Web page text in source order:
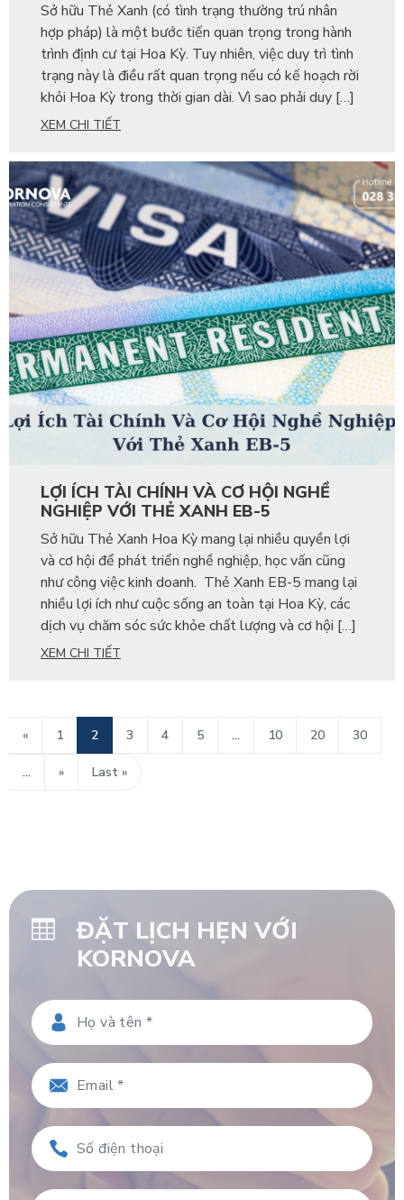
Sở hữu Thẻ Xanh (có tình trạng thường trú nhân
hợp pháp) là một bước tiến quan trọng trong hành
trình định cư tại Hoa Kỳ. Tuy nhiên, việc duy trì tình
trạng này là điều rất quan trọng nếu có kế hoạch rời
khỏi Hoa Kỳ trong thời gian dài. Vì sao phải duy […]
XEM CHI TIẾT
LỢI ÍCH TÀI CHÍNH VÀ CƠ HỘI NGHỀ
NGHIỆP VỚI THẺ XANH EB-5
Sở hữu Thẻ Xanh Hoa Kỳ mang lại nhiều quyền lợi
và cơ hội để phát triển nghề nghiệp, học vấn cũng
như công việc kinh doanh. Thẻ Xanh EB-5 mang lại
nhiều lợi ích như cuộc sống an toàn tại Hoa Kỳ, các
dịch vụ chăm sóc sức khỏe chất lượng và cơ hội […]
XEM CHI TIẾT
« 1 2 3 4 5 ... 10 20 30
... » Last »
ĐẶT LỊCH HẸN VỚI
KORNOVA